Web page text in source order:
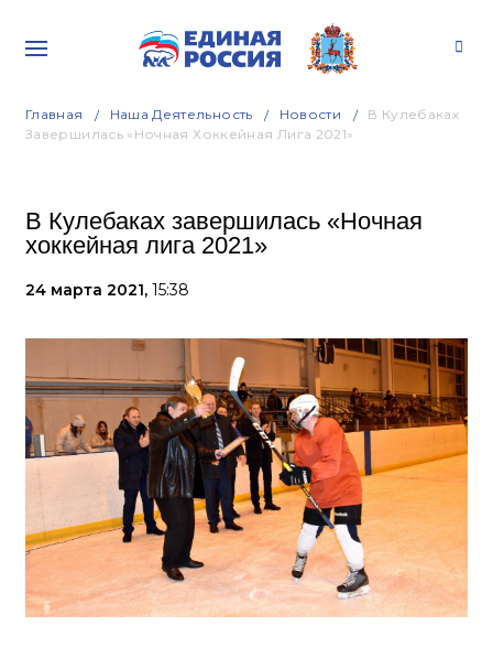
Главная Наша Деятельность Новости
В Кулебаках
Завершилась «Ночная Хоккейная Лига 2021»
В Кулебаках завершилась «Ночная
хоккейная лига 2021»
24 марта 2021, 15:38